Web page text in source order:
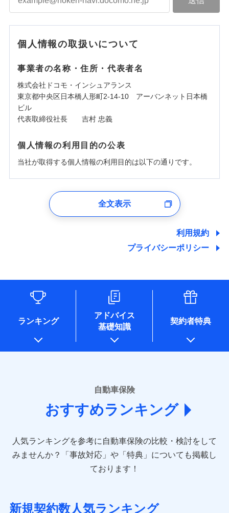
個人情報の取扱いについて
事業者の名称・住所・代表者名
株式会社ドコモ・インシュアランス
東京都中央区日本橋人形町2-14-10 アーバンネット日本橋
ビル
代表取締役社長 吉村 忠義
個人情報の利用目的の公表
当社が取得する個人情報の利用目的は以下の通りです。
ユーザー登録受付および、管理のため
しくは委託を受けている保険会社・提携会社の保険その他に
関する情報を提供し、金融商品等の契約を勧奨するため、ま
た維持管理等の委託業務遂行のため、またそれらに付帯、関
情報を取引のある他の保険会社の商品・サービスをご提案す
るために利用させていただくことがあります。）
各種セミナーの開催のため
コンサルティングサービスの実施のため
アンケートやキャンペーン等の実施のため
上記に係る案内・手続き・管理等付帯業務を行うため
* 当社が委託を受けている保険会社の情報は、保険会社のホ
ームページに掲載しておりますので、ご確認ください。
あいおいニッセイ同和損害保険株式会社
(https://www.aioinissaydowa.co.jp/)
アクサ損害保険株式会社 (https://www.axa-
direct.co.jp/)
sompo.co.jp/)
東京海上ダイレクト損害保険株式会社 (https://www.e-
AIG損害保険株式会社 (https://www.aig.co.jp/sonpo)
ジェイアイ傷害火災保険株式会社
全文表示
利用規約
プライバシーポリシー
ランキング
アドバイス
基礎知識
契約者特典
自動車保険
おすすめランキング
人気ランキングを参考に自動車保険の比較・検討をして
みませんか？
「事故対応」や「特典」についても掲載し
ております！
新規契約数人気ランキング